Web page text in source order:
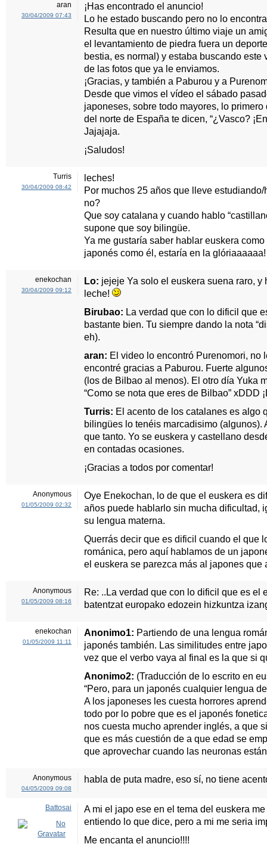
aran
30/04/2009 07:43
¡Has encontrado el anuncio!
Lo he estado buscando pero no lo
Resulta que en nuestro último viaje un
el levantamiento de piedra fuera un
bestia, es normal) y estaba buscando
de las fotos que ya le enviamos.
¡Gracias, y también a Paburou y a
Desde que vimos el vídeo el sábado
japoneses, sobre todo mayores, lo
del norte de España te dicen, “¿Vasco?
Jajajaja.
¡Saludos!
Turris
30/04/2009 08:42
leches!
Por muchos 25 años que lleve
no?
Que soy catalana y cuando hablo
supone que soy bilingüe.
Ya me gustaría saber hablar euskera
japonés como él, estaría en la
enekochan
30/04/2009 09:12
Lo: jejeje Ya solo el euskera suena raro,
leche!
Birubao: La verdad que con lo dificil que
bastante bien. Tu siempre dando la nota
eh).
aran: El video lo encontró Purenomori, no
encontré gracias a Paburou. Fuerte
(los de Bilbao al menos). El otro día Yuka
“Como se nota que eres de Bilbao” xDDD
Turris: El acento de los catalanes es algo
bilingües lo tenéis marcadisimo (algunos).
que tanto. Yo se euskera y castellano
en contadas ocasiones.
¡Gracias a todos por comentar!
Anonymous
01/05/2009 02:32
Oye Enekochan, lo de que el euskera es
años puede hablarlo sin mucha dificultad,
su lengua materna.
Querrás decir que es dificil cuando el que
románica, pero aquí hablamos de un
el euskera se parezca más al japones que
Anonymous
01/05/2009 08:16
Re: ..La verdad que con lo dificil que es el
batentzat europako edozein hizkuntza
enekochan
01/05/2009 11:11
Anonimo1: Partiendo de una lengua
japonés también. Las similitudes entre
vez que el verbo vaya al final es la que si
Anonimo2: (Traducción de lo escrito en
“Pero, para un japonés cualquier lengua
A los japoneses les cuesta horrores
todo por lo pobre que es el japonés
nos cuesta mucho aprender inglés, a que
que es más cuestión de a que edad se
que aprovechar cuando las neuronas
Anonymous
04/05/2009 09:08
habla de puta madre, eso sí, no tiene
Battosai
A mi el japo ese en el tema del euskera
entiendo lo que dice, pero a mi me seria
Me encanta el anuncio!!!!